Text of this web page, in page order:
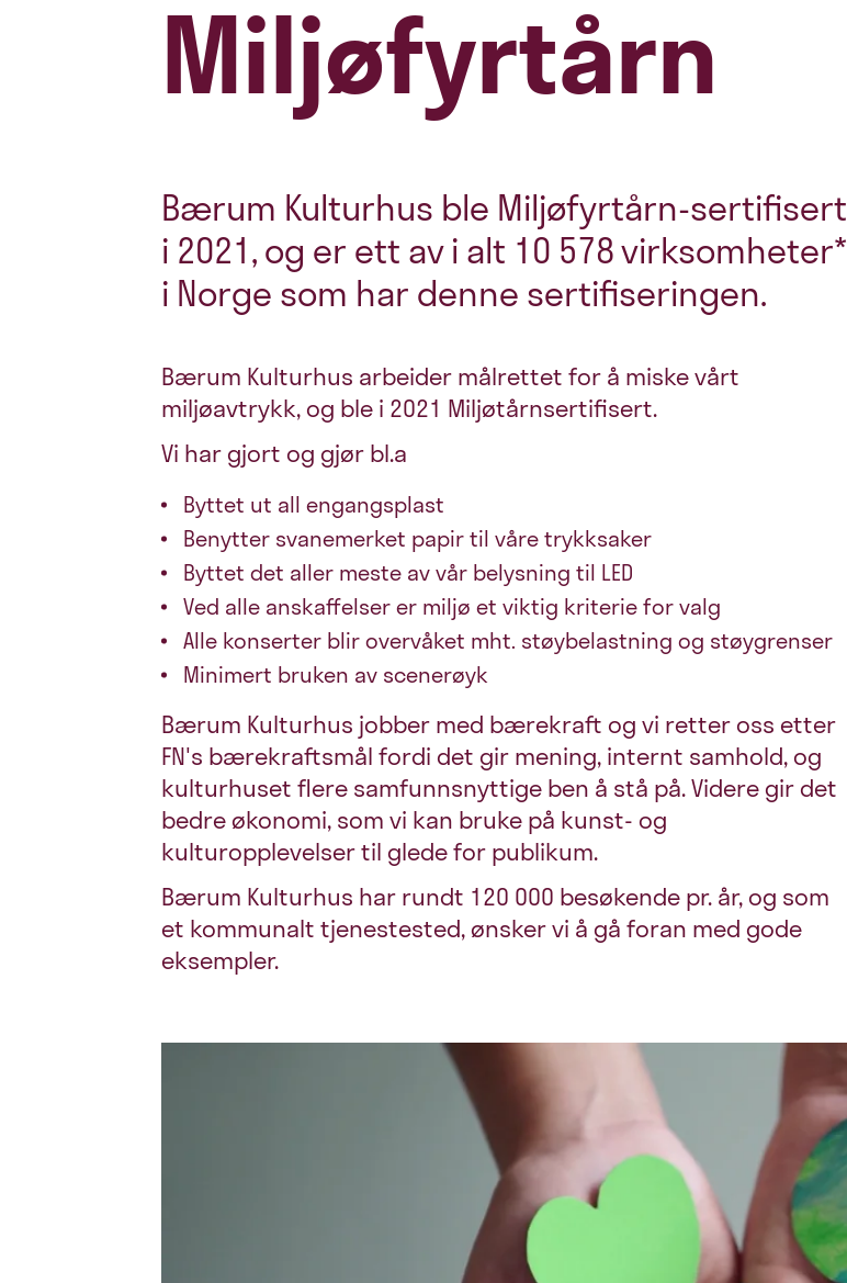
Miljøfyrtårn
Bærum Kulturhus ble Miljøfyrtårn-sertifisert
i 2021, og er ett av i alt 10 578 virksomheter*
i Norge som har denne sertifiseringen.
Bærum Kulturhus arbeider målrettet for å miske vårt
miljøavtrykk, og ble i 2021 Miljøtårnsertifisert.
Vi har gjort og gjør bl.a
Byttet ut all engangsplast
Benytter svanemerket papir til våre trykksaker
Byttet det aller meste av vår belysning til LED
Ved alle anskaffelser er miljø et viktig kriterie for valg
Alle konserter blir overvåket mht. støybelastning og støygrenser
Minimert bruken av scenerøyk
Bærum Kulturhus jobber med bærekraft og vi retter oss etter
FN's bærekraftsmål fordi det gir mening, internt samhold, og
kulturhuset flere samfunnsnyttige ben å stå på. Videre gir det
bedre økonomi, som vi kan bruke på kunst- og
kulturopplevelser til glede for publikum.
Bærum Kulturhus har rundt 120 000 besøkende pr. år, og som
et kommunalt tjenestested, ønsker vi å gå foran med gode
eksempler.